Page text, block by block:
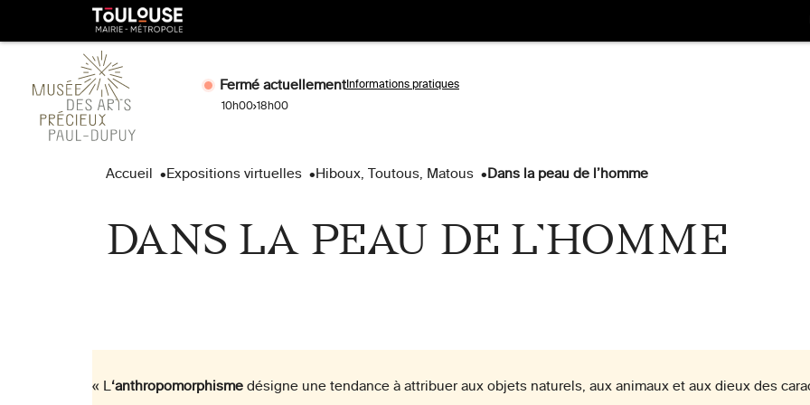
Gestion de vos préférences sur les cookies
Aller
à
Toulouse
métropole
Fermé actuellement Informations pratiques
10h00 18h00
Accueil Expositions virtuelles Hiboux, Toutous, Matous Dans la peau de l’homme
DANS LA PEAU DE L’HOMME
« L ‘anthropomorphisme désigne une tendance à attribuer aux objets naturels, aux animaux et aux dieux des